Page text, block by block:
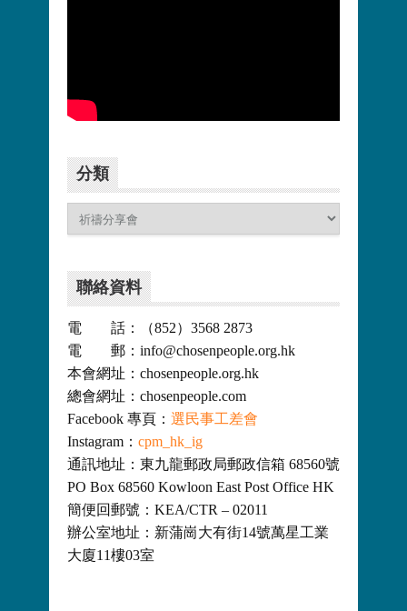
分類
聯絡資料
電 話：（852）3568 2873
電 郵：info@chosenpeople.org.hk
本會網址：chosenpeople.org.hk
總會網址：chosenpeople.com
Facebook 專頁： 選民事工差會
Instagram： cpm_hk_ig
通訊地址：東九龍郵政局郵政信箱 68560號
PO Box 68560 Kowloon East Post Office HK
簡便回郵號：KEA/CTR – 02011
辦公室地址：新蒲崗大有街14號萬星工業
大廈11樓03室